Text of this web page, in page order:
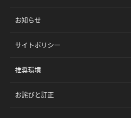
お知らせ
サイトポリシー
推奨環境
お詫びと訂正